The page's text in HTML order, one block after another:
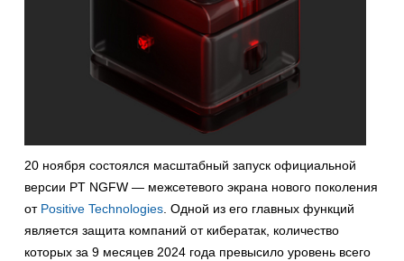
20 ноября состоялся масштабный запуск официальной
версии PT NGFW — межсетевого экрана нового поколения
от Positive Technologies. Одной из его главных функций
является защита компаний от кибератак, количество
которых за 9 месяцев 2024 года превысило уровень всего